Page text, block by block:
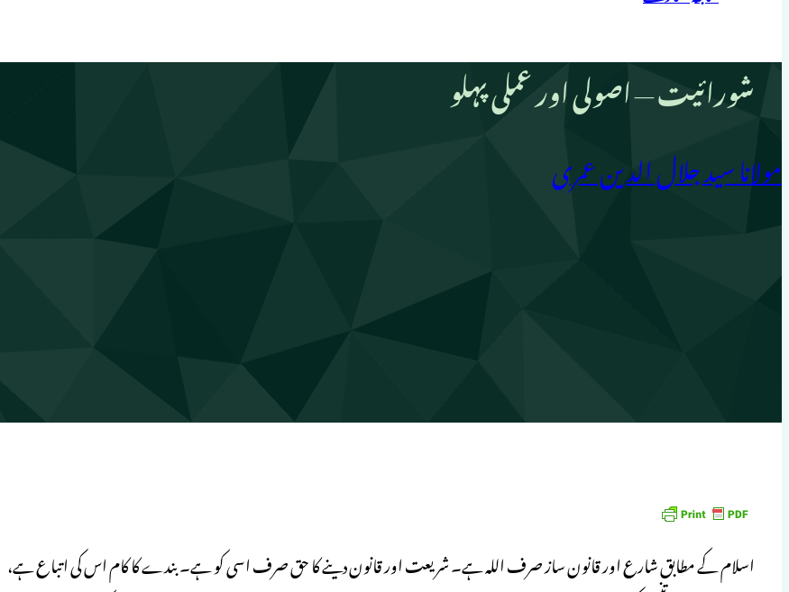
شورائیت — اصولی اور عملی پہلو
مولانا سید جلال الدین عمری
اسلام کے مطابق شارع اور قانون ساز صرف اللہ ہے۔ شریعت اور قانون دینے کا حق صرف اسی کو ہے۔ بندے کا کام اس کی اتباع ہے،